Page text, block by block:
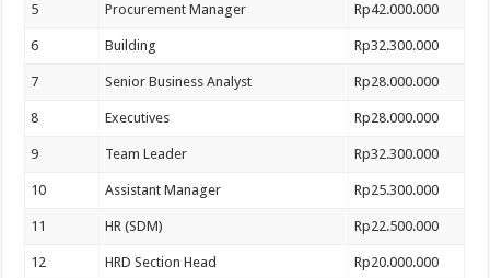
5 Procurement Manager Rp42.000.000
6 Building Rp32.300.000
7 Senior Business Analyst Rp28.000.000
8 Executives Rp28.000.000
9 Team Leader Rp32.300.000
10 Assistant Manager Rp25.300.000
11 HR (SDM) Rp22.500.000
12 HRD Section Head Rp20.000.000